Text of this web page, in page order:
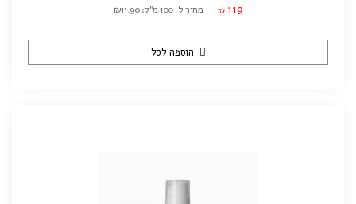
₪ 119 מחיר ל-100 מ"ל: ₪11.90
הוספה לסל